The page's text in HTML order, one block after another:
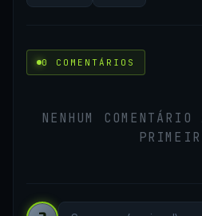
0 COMENTÁRIOS
NENHUM